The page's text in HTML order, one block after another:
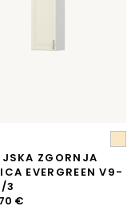
ZGORNJA
EVERGREEN V9-
3
€